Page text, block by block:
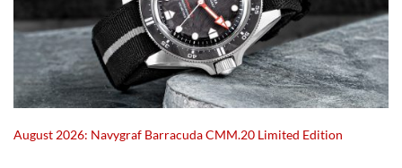
August 2026: Navygraf Barracuda CMM.20 Limited Edition